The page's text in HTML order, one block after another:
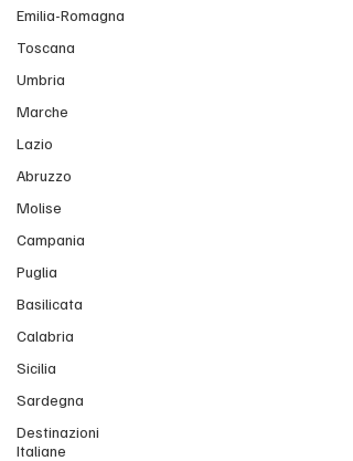
Emilia-Romagna
Toscana
Umbria
Marche
Lazio
Abruzzo
Molise
Campania
Puglia
Basilicata
Calabria
Sicilia
Sardegna
Destinazioni
Italiane